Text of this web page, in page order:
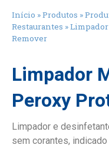
Início »Produtos »
Restaurantes »
Remover
Limpador
Peroxy
Limpador e
sem corantes,